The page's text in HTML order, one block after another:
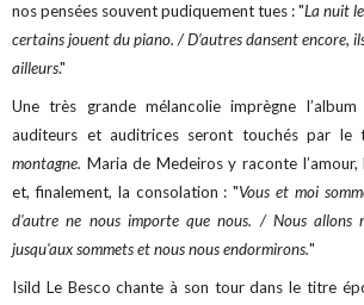
nos pensées souvent pudiquement tues : "La nuit
certains jouent du piano. / D’autres dansent encore,
ailleurs."
Une très grande mélancolie imprègne
auditeurs et auditrices seront touchés par
montagne. Maria de Medeiros y raconte l’amour,
et, finalement, la consolation : "Vous et moi
d'autre ne nous importe que nous. / Nous allons
jusqu'aux sommets et nous nous endormirons."
Isild Le Besco chante à son tour dans le titre